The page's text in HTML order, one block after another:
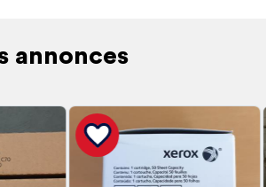
annonces